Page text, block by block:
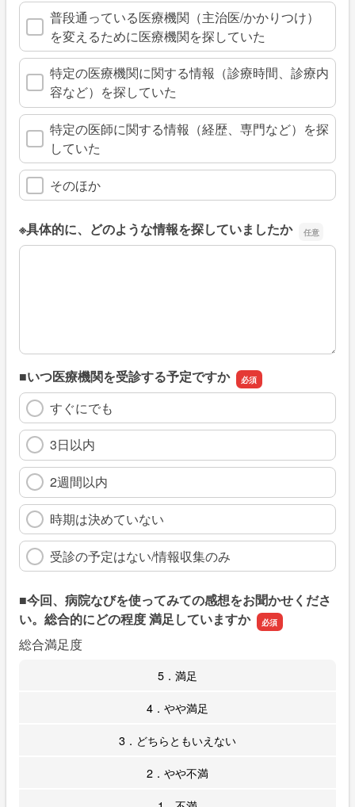
普段通っている医療機関（主治医/かかりつけ）
を変えるために医療機関を探していた
特定の医療機関に関する情報（診療時間、診療内
容など）を探していた
特定の医師に関する情報（経歴、専門など）を探
していた
そのほか
※具体的に、どのような情報を探していましたか
※具体的に、どのような情報を探していましたか
■いつ医療機関を受診する予定ですか
すぐにでも
3日以内
2週間以内
時期は決めていない
受診の予定はない/情報収集のみ
■今回、病院なびを使ってみての感想をお聞かせくださ
い。総合的にどの程度 満足していますか
総合満足度
5．満足
4．やや満足
3．どちらともいえない
2．やや不満